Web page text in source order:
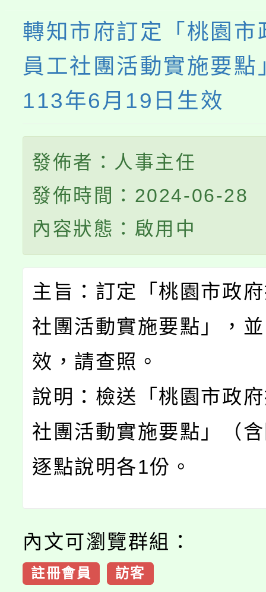
心理、諮商輔導、社會
系所師生報名參加。
轉知市府訂定「桃園市
員工社團活動實施要點
113年6月19日生效
發佈者：人事主任
發佈時間：2024-06-28
內容狀態：啟用中
主旨：訂定「桃園市政
社團活動實施要點」，
效，請查照。
說明：檢送「桃園市政
社團活動實施要點」（
逐點說明各1份。
內文可瀏覽群組：
註冊會員 訪客